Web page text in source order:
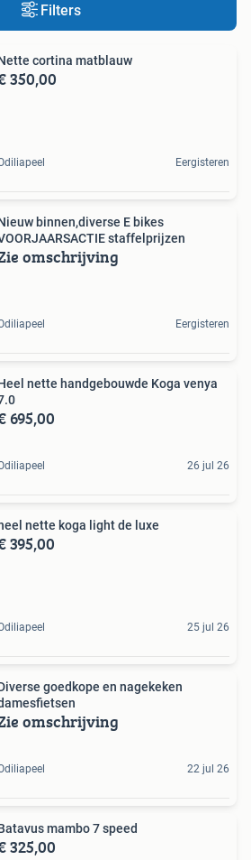
Filters
cortina matblauw
350,00
Eergisteren
binnen,diverse E bikes
staffelprijzen
omschrijving
Eergisteren
nette handgebouwde Koga venya
695,00
26 jul 26
heel nette koga light de luxe
395,00
25 jul 26
goedkope en nagekeken
omschrijving
22 jul 26
mambo 7 speed
325,00